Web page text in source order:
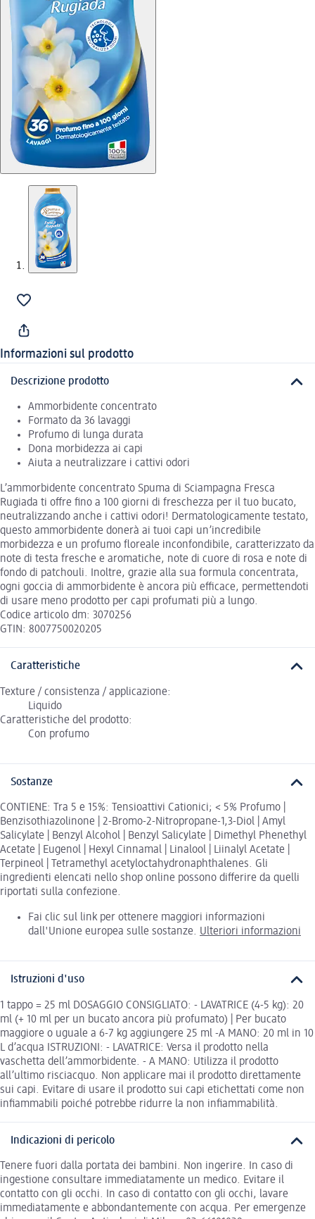
Informazioni sul prodotto
Descrizione prodotto
Ammorbidente concentrato
Formato da 36 lavaggi
Profumo di lunga durata
Dona morbidezza ai capi
Aiuta a neutralizzare i cattivi odori
L’ammorbidente concentrato Spuma di Sciampagna Fresca
Rugiada ti offre fino a 100 giorni di freschezza per il tuo bucato,
neutralizzando anche i cattivi odori! Dermatologicamente testato,
questo ammorbidente donerà ai tuoi capi un’incredibile
morbidezza e un profumo floreale inconfondibile, caratterizzato da
note di testa fresche e aromatiche, note di cuore di rosa e note di
fondo di patchouli. Inoltre, grazie alla sua formula concentrata,
ogni goccia di ammorbidente è ancora più efficace, permettendoti
di usare meno prodotto per capi profumati più a lungo.
Codice articolo dm: 3070256
GTIN: 8007750020205
Caratteristiche
Texture / consistenza / applicazione:
Liquido
Caratteristiche del prodotto:
Con profumo
Sostanze
CONTIENE: Tra 5 e 15%: Tensioattivi Cationici; < 5% Profumo |
Benzisothiazolinone | 2-Bromo-2-Nitropropane-1,3-Diol | Amyl
Salicylate | Benzyl Alcohol | Benzyl Salicylate | Dimethyl Phenethyl
Acetate | Eugenol | Hexyl Cinnamal | Linalool | Liinalyl Acetate |
Terpineol | Tetramethyl acetyloctahydronaphthalenes. Gli
ingredienti elencati nello shop online possono differire da quelli
riportati sulla confezione.
Fai clic sul link per ottenere maggiori informazioni
dall'Unione europea sulle sostanze. Ulteriori informazioni
Istruzioni d'uso
1 tappo = 25 ml DOSAGGIO CONSIGLIATO: - LAVATRICE (4-5 kg): 20
ml (+ 10 ml per un bucato ancora più profumato) | Per bucato
maggiore o uguale a 6-7 kg aggiungere 25 ml -A MANO: 20 ml in 10
L d’acqua ISTRUZIONI: - LAVATRICE: Versa il prodotto nella
vaschetta dell’ammorbidente. - A MANO: Utilizza il prodotto
all’ultimo risciacquo. Non applicare mai il prodotto direttamente
sui capi. Evitare di usare il prodotto sui capi etichettati come non
infiammabili poiché potrebbe ridurre la non infiammabilità.
Indicazioni di pericolo
Tenere fuori dalla portata dei bambini. Non ingerire. In caso di
ingestione consultare immediatamente un medico. Evitare il
contatto con gli occhi. In caso di contatto con gli occhi, lavare
immediatamente e abbondantemente con acqua. Per emergenze